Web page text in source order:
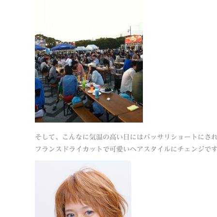
そして、こんなに気温の高い日にはバッサリショートにさ
フランスドライカットで可愛いヘアスタイルにチェンジで